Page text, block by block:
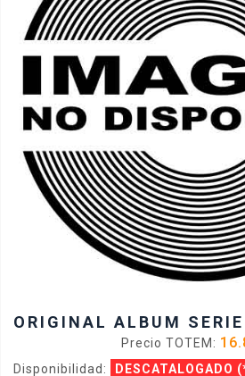
ORIGINAL ALBUM
Precio TOTEM:
Disponibilidad: DESCATALOGADO